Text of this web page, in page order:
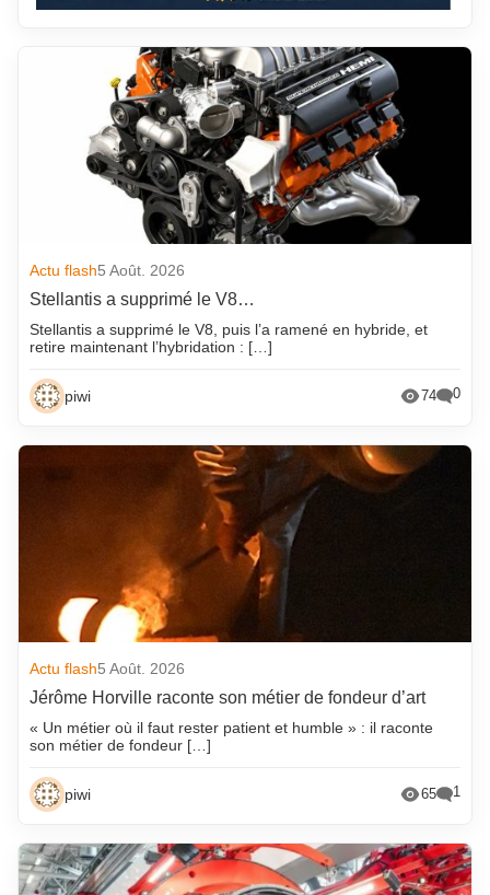
Actu flash5 Août. 2026
Stellantis a supprimé le V8…
Stellantis a supprimé le V8, puis l’a ramené en hybride, et
retire maintenant l’hybridation : […]
piwi 74 0
Actu flash5 Août. 2026
Jérôme Horville raconte son métier de fondeur d’art
« Un métier où il faut rester patient et humble » : il raconte
son métier de fondeur […]
piwi 65 1